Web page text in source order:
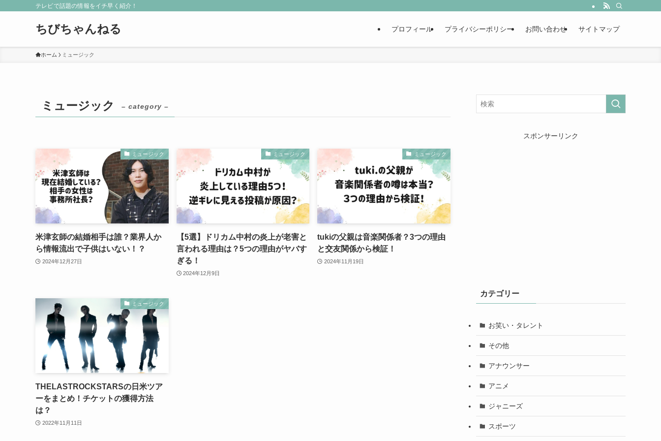
テレビで話題の情報をイチ早く紹介！
ちびちゃんねる プロフィール プライバシーポリシー お問い合わせ サイトマップ
ホーム ミュージック
ミュージック – category –
ミュージック
米津玄師の結婚相手は誰？業界人か
ら情報流出で子供はいない！？
2024年12月27日
ミュージック
【5選】ドリカム中村の炎上が老害と
言われる理由は？5つの理由がヤバす
ぎる！
2024年12月9日
ミュージック
tukiの父親は音楽関係者？3つの理由
と交友関係から検証！
2024年11月19日
ミュージック
THELASTROCKSTARSの日米ツア
ーをまとめ！チケットの獲得方法
は？
2022年11月11日
スポンサーリンク
カテゴリー
お笑い・タレント
その他
アナウンサー
アニメ
ジャニーズ
スポーツ